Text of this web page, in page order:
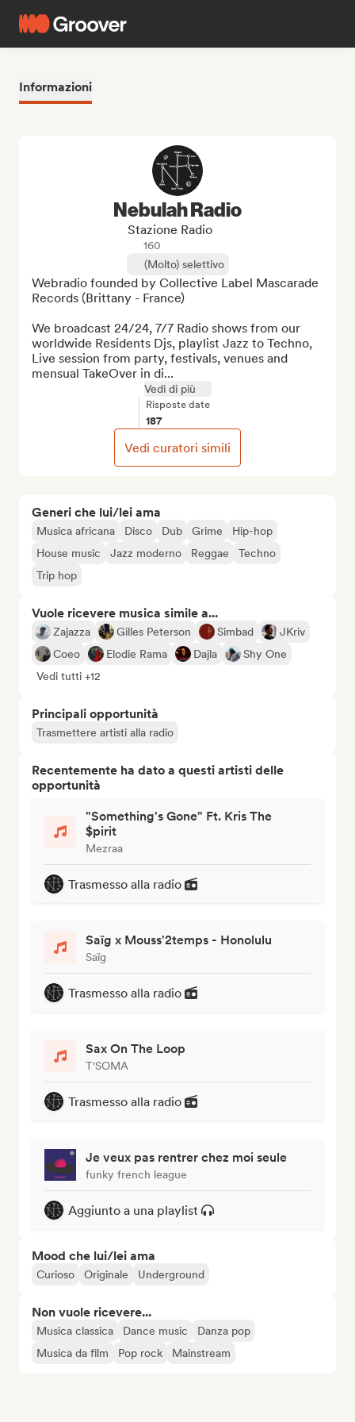
Informazioni
Generi che lui/lei ama
Musica africana Disco Dub Grime
Hip-hop
House music
Jazz moderno Reggae
Techno
Trip hop
Vuole ricevere musica simile a...
Zajazza Gilles Peterson Simbad
JKriv
Coeo
Elodie Rama Dajla
Shy One
Vedi tutti +12
Principali opportunità
Trasmettere artisti alla radio
Recentemente ha dato a questi artisti delle
opportunità
"Something's Gone" Ft. Kris The
$pirit
Mezraa
Trasmesso alla radio
Saïg x Mouss'2temps - Honolulu
Saïg
Trasmesso alla radio
Sax On The Loop
T'SOMA
Trasmesso alla radio
Je veux pas rentrer chez moi seule
funky french league
Aggiunto a una playlist
Mood che lui/lei ama
Curioso Originale Underground
Non vuole ricevere...
Musica classica Dance music
Danza pop
Musica da film
Pop rock Mainstream
Nebulah Radio
Stazione Radio
160
(Molto) selettivo
Webradio founded by Collective Label Mascarade
Records (Brittany - France)
We broadcast 24/24, 7/7 Radio shows from our
worldwide Residents Djs, playlist Jazz to Techno,
Live session from party, festivals, venues and
mensual TakeOver in di...
Vedi di più
Risposte date
187
Vedi curatori simili